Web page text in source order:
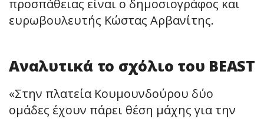
προσπάθειας είναι ο δημοσιογράφος και
ευρωβουλευτής Κώστας Αρβανίτης.
Αναλυτικά το σχόλιο του BEAST
«Στην πλατεία Κουμουνδούρου δύο
ομάδες έχουν πάρει θέση μάχης για την